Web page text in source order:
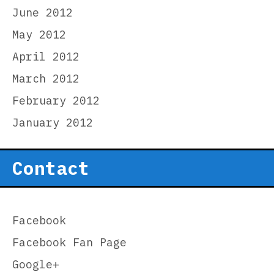
June 2012
May 2012
April 2012
March 2012
February 2012
January 2012
Contact
Facebook
Facebook Fan Page
Google+